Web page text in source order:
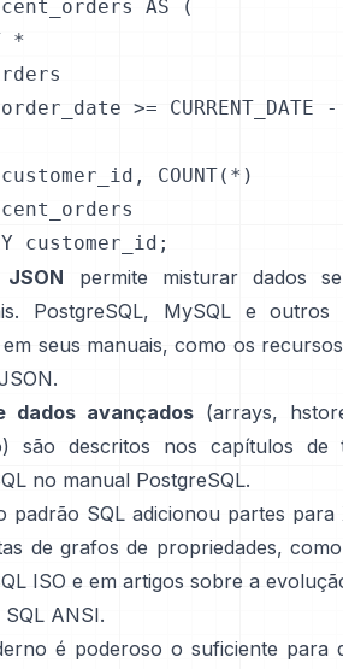
AS (
*
order_date >=
customer_id, COUNT(*)
customer_id;
permite misturar dados
PostgreSQL, MySQL e
seus manuais, como os
.
dados avançados (arrays,
são descritos nos capítulos
no manual PostgreSQL.
padrão SQL adicionou partes para
de grafos de propriedades,
ISO e em artigos sobre a
ANSI.
é poderoso o suficiente para